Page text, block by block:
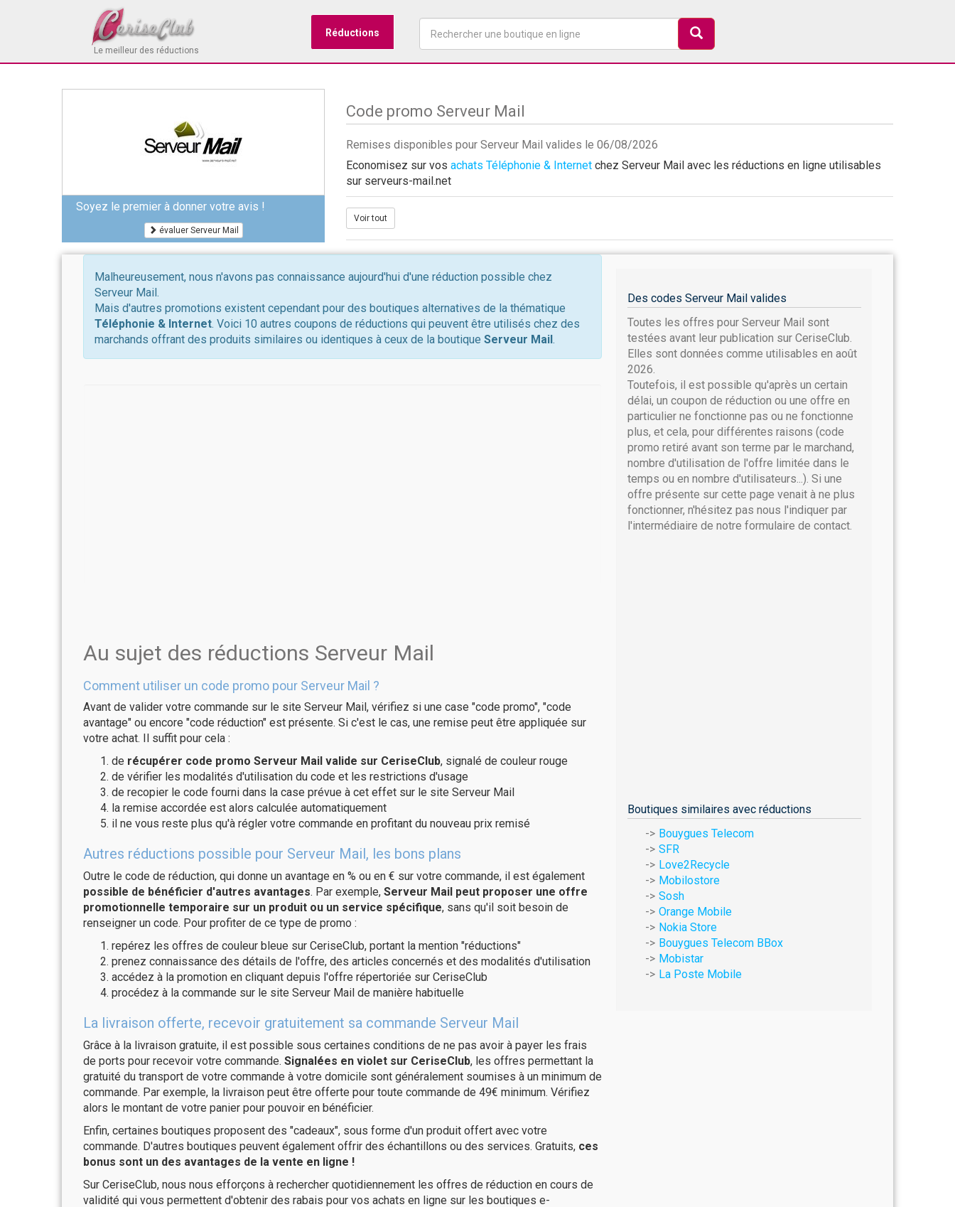
Le meilleur des réductions
Réductions
Soyez le premier à donner votre avis !
évaluer Serveur Mail
Code promo Serveur Mail
Remises disponibles pour Serveur Mail valides le 06/08/2026
Economisez sur vos achats Téléphonie & Internet chez Serveur Mail avec les réductions en ligne utilisables
sur serveurs-mail.net
Voir tout
Malheureusement, nous n'avons pas connaissance aujourd'hui d'une réduction possible chez
Serveur Mail.
Mais d'autres promotions existent cependant pour des boutiques alternatives de la thématique
Téléphonie & Internet. Voici 10 autres coupons de réductions qui peuvent être utilisés chez des
marchands offrant des produits similaires ou identiques à ceux de la boutique Serveur Mail.
Au sujet des réductions Serveur Mail
Comment utiliser un code promo pour Serveur Mail ?
Avant de valider votre commande sur le site Serveur Mail, vérifiez si une case "code promo", "code
avantage" ou encore "code réduction" est présente. Si c'est le cas, une remise peut être appliquée sur
votre achat. Il suffit pour cela :
de récupérer code promo Serveur Mail valide sur CeriseClub, signalé de couleur rouge
de vérifier les modalités d'utilisation du code et les restrictions d'usage
de recopier le code fourni dans la case prévue à cet effet sur le site Serveur Mail
la remise accordée est alors calculée automatiquement
il ne vous reste plus qu'à régler votre commande en profitant du nouveau prix remisé
Autres réductions possible pour Serveur Mail, les bons plans
Outre le code de réduction, qui donne un avantage en % ou en € sur votre commande, il est également
possible de bénéficier d'autres avantages. Par exemple, Serveur Mail peut proposer une offre
promotionnelle temporaire sur un produit ou un service spécifique, sans qu'il soit besoin de
renseigner un code. Pour profiter de ce type de promo :
repérez les offres de couleur bleue sur CeriseClub, portant la mention "réductions"
prenez connaissance des détails de l'offre, des articles concernés et des modalités d'utilisation
accédez à la promotion en cliquant depuis l'offre répertoriée sur CeriseClub
procédez à la commande sur le site Serveur Mail de manière habituelle
La livraison offerte, recevoir gratuitement sa commande Serveur Mail
Grâce à la livraison gratuite, il est possible sous certaines conditions de ne pas avoir à payer les frais
de ports pour recevoir votre commande. Signalées en violet sur CeriseClub, les offres permettant la
gratuité du transport de votre commande à votre domicile sont généralement soumises à un minimum de
commande. Par exemple, la livraison peut être offerte pour toute commande de 49€ minimum. Vérifiez
alors le montant de votre panier pour pouvoir en bénéficier.
Enfin, certaines boutiques proposent des "cadeaux", sous forme d'un produit offert avec votre
commande. D'autres boutiques peuvent également offrir des échantillons ou des services. Gratuits, ces
bonus sont un des avantages de la vente en ligne !
Sur CeriseClub, nous nous efforçons à rechercher quotidiennement les offres de réduction en cours de
validité qui vous permettent d'obtenir des rabais pour vos achats en ligne sur les boutiques e-
Des codes Serveur Mail valides
Toutes les offres pour Serveur Mail sont
testées avant leur publication sur CeriseClub.
Elles sont données comme utilisables en août
2026.
Toutefois, il est possible qu'après un certain
délai, un coupon de réduction ou une offre en
particulier ne fonctionne pas ou ne fonctionne
plus, et cela, pour différentes raisons (code
promo retiré avant son terme par le marchand,
nombre d'utilisation de l'offre limitée dans le
temps ou en nombre d'utilisateurs...). Si une
offre présente sur cette page venait à ne plus
fonctionner, n'hésitez pas nous l'indiquer par
l'intermédiaire de notre formulaire de contact.
Boutiques similaires avec réductions
Bouygues Telecom
SFR
Love2Recycle
Mobilostore
Sosh
Orange Mobile
Nokia Store
Bouygues Telecom BBox
Mobistar
La Poste Mobile